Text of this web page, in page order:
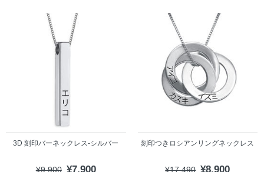
3D 刻印バーネックレス-シルバー
¥9,900 ¥7,900
刻印つきロシアンリングネックレス
¥17,490 ¥8,900